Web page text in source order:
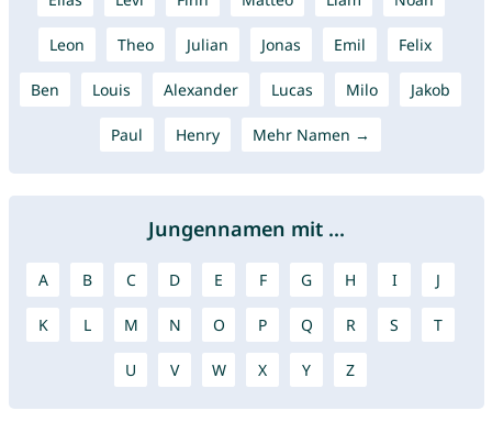
Leon Theo Julian Jonas Emil Felix
Ben Louis Alexander Lucas Milo Jakob
Paul Henry Mehr Namen →
Jungennamen mit ...
A B C D E F G H I J
K L M N O P Q R S T
U V W X Y Z